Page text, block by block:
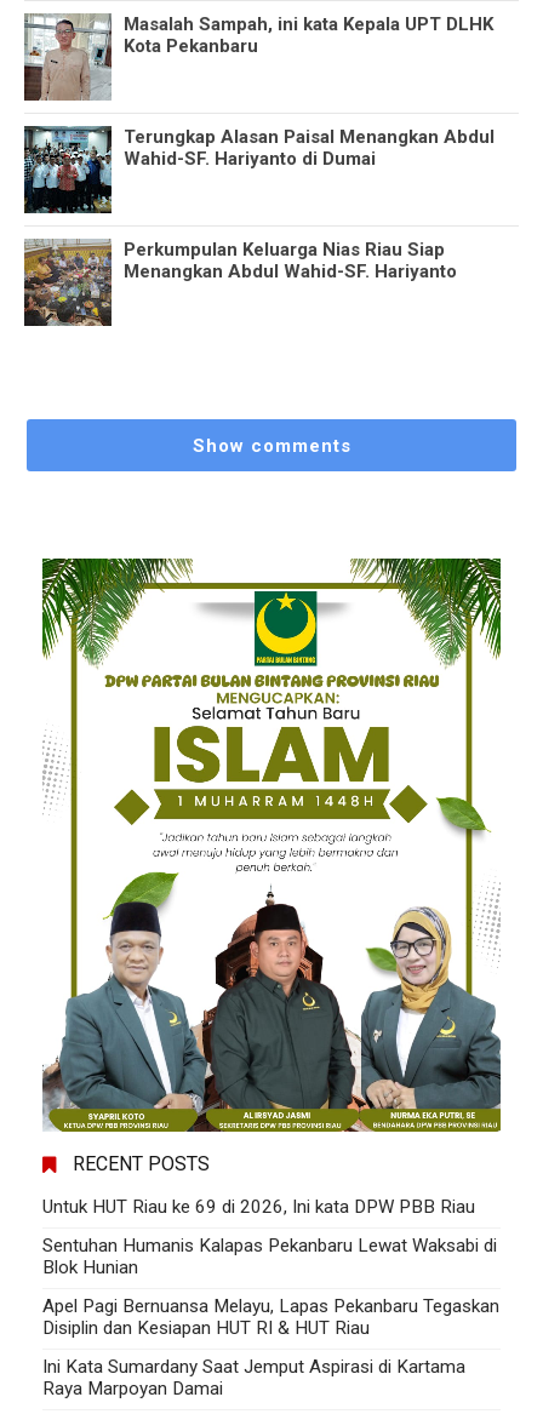
Masalah Sampah, ini kata Kepala UPT DLHK
Kota Pekanbaru
Terungkap Alasan Paisal Menangkan Abdul
Wahid-SF. Hariyanto di Dumai
Perkumpulan Keluarga Nias Riau Siap
Menangkan Abdul Wahid-SF. Hariyanto
Show comments
RECENT POSTS
Untuk HUT Riau ke 69 di 2026, Ini kata DPW PBB Riau
Sentuhan Humanis Kalapas Pekanbaru Lewat Waksabi di
Blok Hunian
Apel Pagi Bernuansa Melayu, Lapas Pekanbaru Tegaskan
Disiplin dan Kesiapan HUT RI & HUT Riau
Ini Kata Sumardany Saat Jemput Aspirasi di Kartama
Raya Marpoyan Damai